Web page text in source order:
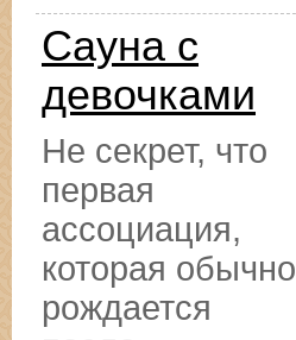
Сауна с
девочками
Не секрет, что
первая
ассоциация,
которая обычно
рождается